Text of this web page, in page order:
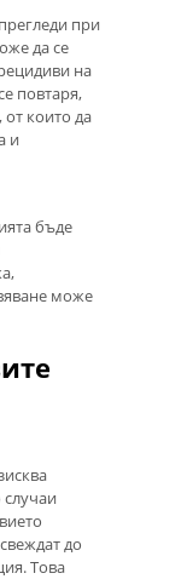
при
да се
на
повтаря,
които да
и
бъде
може
до
Това